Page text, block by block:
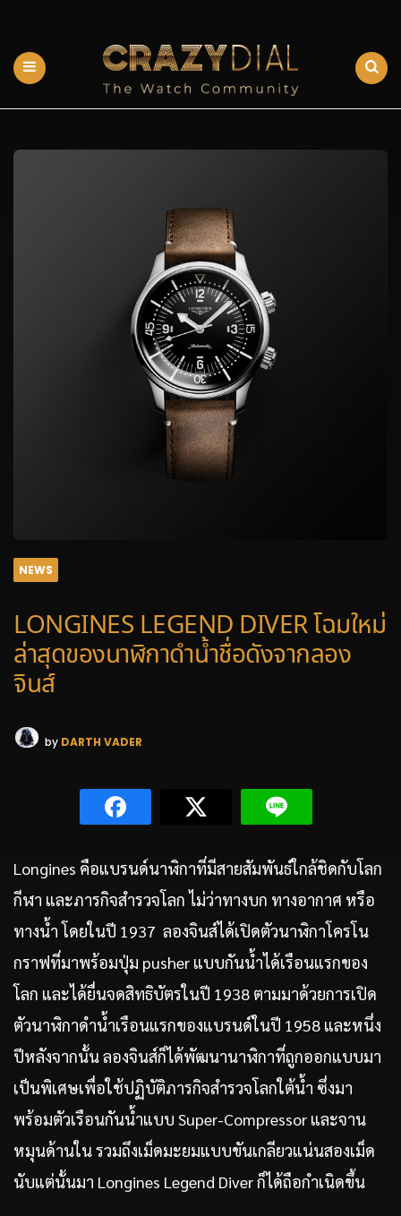
NEWS
LONGINES LEGEND DIVER โฉมใหม่
ล่าสุดของนาฬิกาดำน้ำชื่อดังจากลอง
จินส์
by DARTH VADER
Longines คือแบรนด์นาฬิกาที่มีสายสัมพันธ์ใกล้ชิดกับโลก
กีฬา และภารกิจสำรวจโลก ไม่ว่าทางบก ทางอากาศ หรือ
ทางน้ำ โดยในปี 1937 ลองจินส์ได้เปิดตัวนาฬิกาโครโน
กราฟที่มาพร้อมปุ่ม pusher แบบกันน้ำได้เรือนแรกของ
โลก และได้ยื่นจดสิทธิบัตรในปี 1938 ตามมาด้วยการเปิด
ตัวนาฬิกาดำน้ำเรือนแรกของแบรนด์ในปี 1958 และหนึ่ง
ปีหลังจากนั้น ลองจินส์ก็ได้พัฒนานาฬิกาที่ถูกออกแบบมา
เป็นพิเศษเพื่อใช้ปฏิบัติภารกิจสำรวจโลกใต้น้ำ ซึ่งมา
พร้อมตัวเรือนกันน้ำแบบ Super-Compressor และจาน
หมุนด้านใน รวมถึงเม็ดมะยมแบบขันเกลียวแน่นสองเม็ด
นับแต่นั้นมา Longines Legend Diver ก็ได้ถือกำเนิดขึ้น